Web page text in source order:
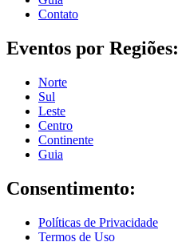
Contato
Eventos por Regiões:
Norte
Sul
Leste
Centro
Continente
Guia
Consentimento:
Políticas de Privacidade
Termos de Uso